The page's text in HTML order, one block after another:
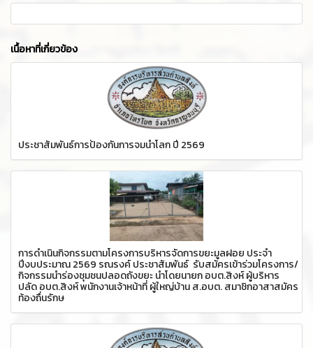
เนื้อหาที่เกี่ยวข้อง
ประชาสัมพันธ์การป้องกันการจมน้ำโลก ปี 2569
การดำเนินกิจกรรมตามโครงการบริหารจัดการขยะมูลฝอย ประจำ
ปีงบประมาณ 2569 รณรงค์ ประชาสัมพันธ์ รับสมัครเข้าร่วมโครงการ/
กิจกรรมนำร่องชุมชนปลอดถังขยะ นำโดยนายก อบต.สิงห์ ผู้บริหาร
ปลัด อบต.สิงห์ พนักงานเจ้าหน้าที่ ผู้ใหญ่บ้าน ส.อบต. สมาชิกอาสาสมัคร
ท้องถื่นรักษ